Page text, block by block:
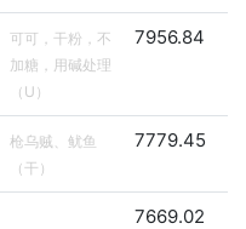
可可，干粉，不
加糖，用碱处理
（U）
7956.84
枪乌贼、鱿鱼
（干）
7779.45
7669.02